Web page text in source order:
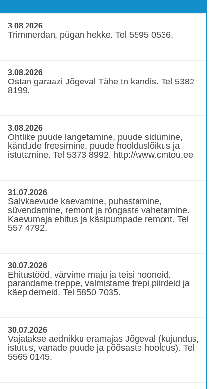
3.08.2026
Trimmerdan, pügan hekke. Tel 5595 0536.
3.08.2026
Ostan garaazi Jõgeval Tähe tn kandis. Tel 5382
8199.
3.08.2026
Ohtlike puude langetamine, puude sidumine,
kändude freesimine, puude hoolduslõikus ja
istutamine. Tel 5373 8992, http://www.cmtou.ee
31.07.2026
Salvkaevude kaevamine, puhastamine,
süvendamine, remont ja rõngaste vahetamine.
Kaevumaja ehitus ja käsipumpade remont. Tel
557 4792.
30.07.2026
Ehitustööd, värvime maju ja teisi hooneid,
parandame treppe, valmistame trepi piirdeid ja
käepidemeid. Tel 5850 7035.
30.07.2026
Vajatakse aednikku eramajas Jõgeval (kujundus,
istutus, vanade puude ja põõsaste hooldus). Tel
5565 0145.